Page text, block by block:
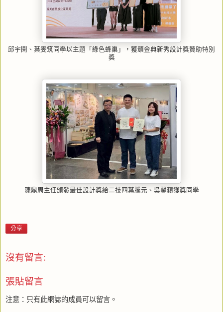
邱宇閑、葉雯筑同學以主題「綠色蜂巢」，獲頒金典新秀設計獎贊助特別
獎
陳鼎周主任頒發最佳設計獎給二技四葉騰元、吳馨蘋獲獎同學
分享
沒有留言:
張貼留言
注意：只有此網誌的成員可以留言。